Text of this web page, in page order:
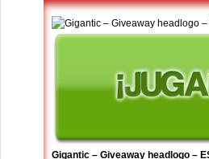
Gigantic – Giveaway headlogo –